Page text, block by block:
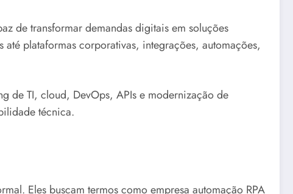
de transformar demandas digitais em soluções
até plataformas corporativas, integrações, automações,
de TI, cloud, DevOps, APIs e modernização de
técnica.
Eles buscam termos como empresa automação RPA